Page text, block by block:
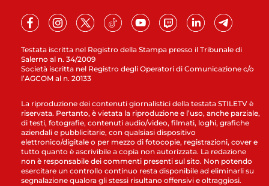
Testata iscritta nel Registro della Stampa presso il Tribunale di
Salerno al n. 34/2009
Società iscritta nel Registro degli Operatori di Comunicazione c/o
l’AGCOM al n. 20133
La riproduzione dei contenuti giornalistici della testata STILETV è
riservata. Pertanto, è vietata la riproduzione e l’uso, anche parziale,
di testi, fotografie, contenuti audio/video, filmati, loghi, grafiche
aziendali e pubblicitarie, con qualsiasi dispositivo
elettronico/digitale o per mezzo di fotocopie, registrazioni, cover e
tutto quanto è ascrivibile a copia non autorizzata. La redazione
non è responsabile dei commenti presenti sul sito. Non potendo
esercitare un controllo continuo resta disponibile ad eliminarli su
segnalazione qualora gli stessi risultano offensivi e oltraggiosi.